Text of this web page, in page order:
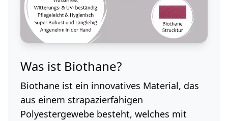
Was ist Biothane?
Biothane ist ein innovatives Material, das
aus einem strapazierfähigen
Polyestergewebe besteht, welches mit